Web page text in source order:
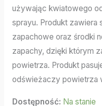
używając kwiatowego
sprayu. Produkt zawiera
zapachowe oraz środki
zapachy, dzięki którym
powietrza. Produkt
odświeżaczy powietrza
Dostępność: Na stanie